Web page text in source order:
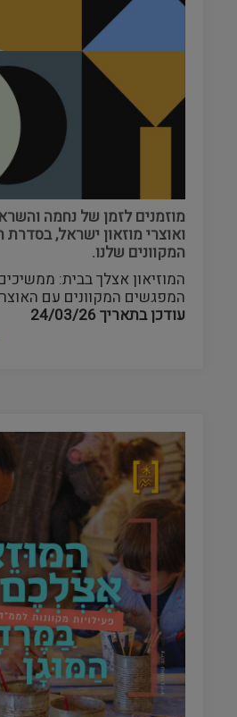
מוזמנים לזמן של נחמה
ואוצרי מוזאון ישראל,
המקוונים שלנו.
המוזיאון אצלך בבית:
המפגשים המקוונים עם
עודכן בתאריך 24/03/26